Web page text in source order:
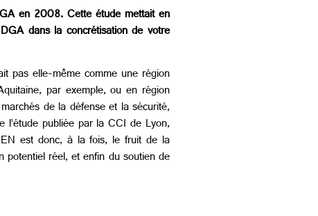
en 2008. Cette étude mettait en
dans la concrétisation de votre
pas elle-même comme une région
par exemple, ou en région
de la défense et la sécurité,
publiée par la CCI de Lyon,
est donc, à la fois, le fruit de la
potentiel réel, et enfin du soutien de